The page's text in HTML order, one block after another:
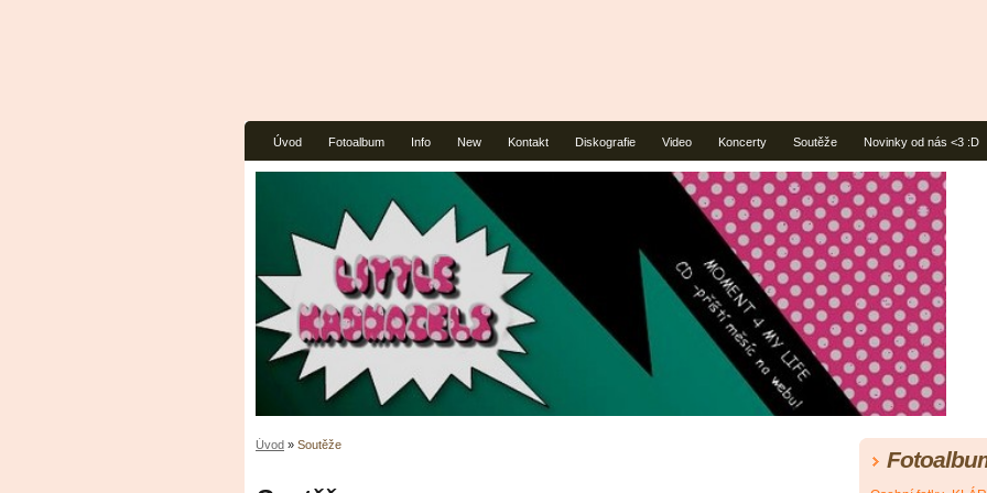
Úvod Fotoalbum Info New Kontakt Diskografie Video Koncerty Soutěže Novinky od nás <3 :D
Úvod » Soutěže